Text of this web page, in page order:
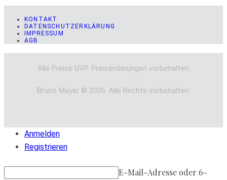
KONTAKT
DATENSCHUTZERKLÄRUNG
IMPRESSUM
AGB
Alle Preise UVP. Preisänderungen vorbehalten.
Bruno Mayer © 2026. Alle Rechte vorbehalten.
Anmelden
Registrieren
E-Mail-Adresse oder 6-